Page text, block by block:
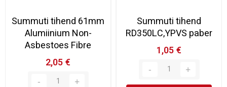
Summuti tihend 61mm
Alumiinium Non-
Asbestoes Fibre
2,05 €
Summuti tihend
RD350LC,YPVS paber
1,05 €